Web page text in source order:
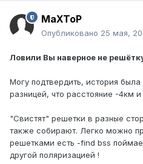
MaXToP
Опубликовано 25 мая,
Ловили Вы наверное не
Могу подтвердить, история
разницей, что расстояние -4км
"Свистят" решетки в разные
также собирают. Легко можно
решетками есть -find bss
другой поляризацией !